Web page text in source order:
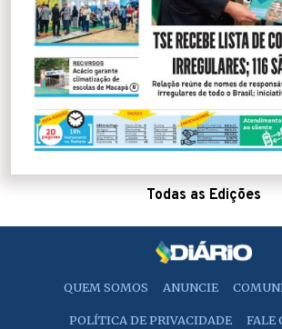
Todas as Edições
QUEM SOMOS ANUNCIE
POLÍTICA DE PRIVACIDADE FALE